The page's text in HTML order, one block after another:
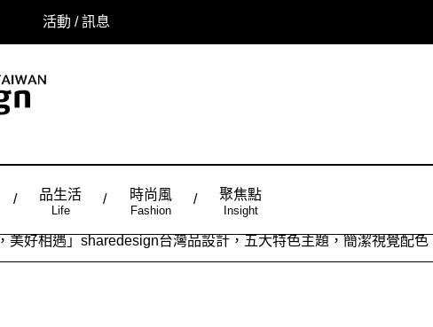
活動 / 訊息
品生活
Life
時尚風
Fashion
聚焦點
Insight
in Taiwan， 從台灣原創時尚，領略潮流趨勢，體現個人穿搭品味。